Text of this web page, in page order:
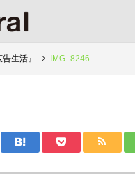
生活』 IMG_8246